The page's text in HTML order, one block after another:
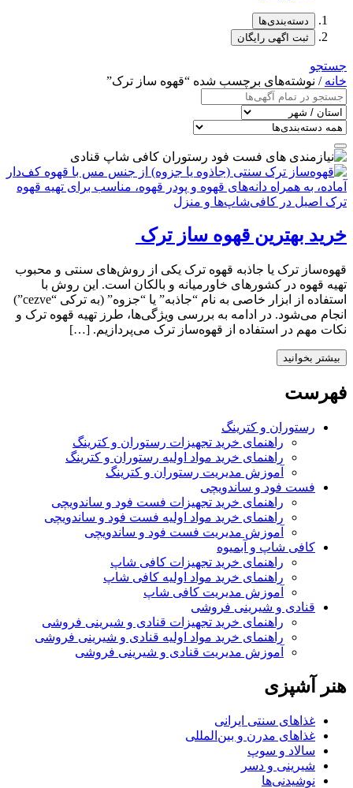
دسته‌بندی‌ها
ثبت اگهی رایگان
جستجو
خانه / نوشته‌های برچسب شده “قهوه‌ ساز ترک”
خرید بهترین قهوه‌ ساز ترک
قهوه‌ساز ترک یا جاذبه قهوه ترک یکی از روش‌های سنتی و محبوب
تهیه قهوه در کشورهای خاورمیانه و بالکان است. این روش با
استفاده از ابزار خاصی به نام “جاذبه” یا “جزوه” (به ترکی “cezve”)
انجام می‌شود. در ادامه به بررسی ویژگی‌ها، طرز تهیه قهوه ترک و
نکات مهم در استفاده از قهوه‌ساز ترک می‌پردازیم. […]
بیشتر بخوانید
فهرست
رستوران و کترینگ
راهنمای خرید تجهیزات رستوران و کترینگ
راهنمای خرید مواد اولیه رستوران و کترینگ
آموزش مدیریت رستوران و کترینگ
فست فود و ساندویچی
راهنمای خرید تجهیزات فست فود و ساندویچی
راهنمای خرید مواد اولیه فست فود و ساندویچی
آموزش مدیریت فست فود و ساندویچی
کافی شاپ و آبمیوه
راهنمای خرید تجهیزات کافی شاپ
راهنمای خرید مواد اولیه کافی‌ شاپ‌
آموزش مدیریت کافی شاپ
قنادی و شیرینی فروشی
راهنمای خرید تجهیزات قنادی و شیرینی فروشی
راهنمای خرید مواد اولیه قنادی و شیرینی فروشی
آموزش مدیریت قنادی و شیرینی فروشی
هنر آشپزی
غذاهای سنتی ایرانی
غذاهای مدرن و بین‌المللی
سالاد و سوپ
شیرینی و دسر
نوشیدنی‌ها